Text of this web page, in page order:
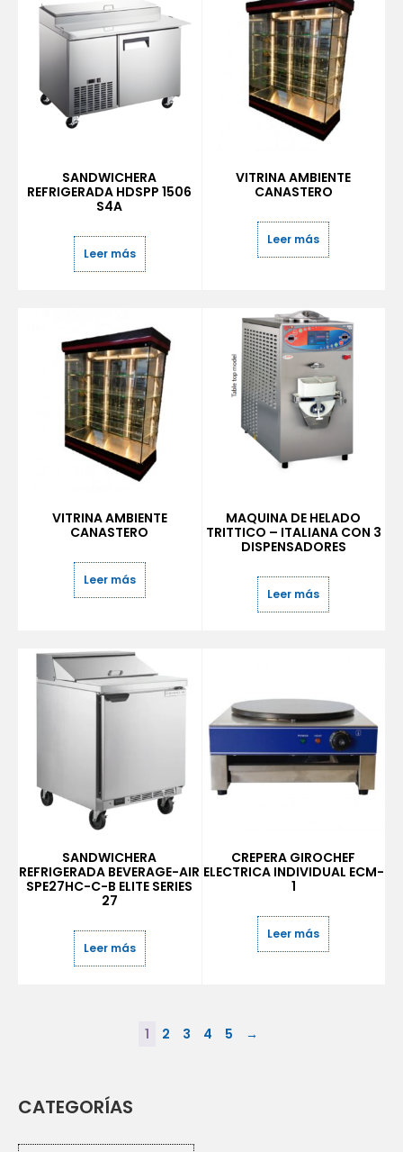
CATEGORÍAS
SANDWICHERA
REFRIGERADA HDSPP 1506
S4A
Leer más
VITRINA AMBIENTE
CANASTERO
Leer más
VITRINA AMBIENTE
CANASTERO
Leer más
MAQUINA DE HELADO
TRITTICO – ITALIANA CON 3
DISPENSADORES
Leer más
SANDWICHERA
REFRIGERADA BEVERAGE-AIR
SPE27HC-C-B ELITE SERIES
27
Leer más
CREPERA GIROCHEF
ELECTRICA INDIVIDUAL ECM-
1
Leer más
1 2 3 4 5 →